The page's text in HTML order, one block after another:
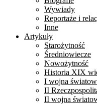
Wywiady
Reportaże i
Inne
Artykuły
Starożytność
Średniowiecze
Nowożytność
Historia XIX
I wojna
II
II wojna